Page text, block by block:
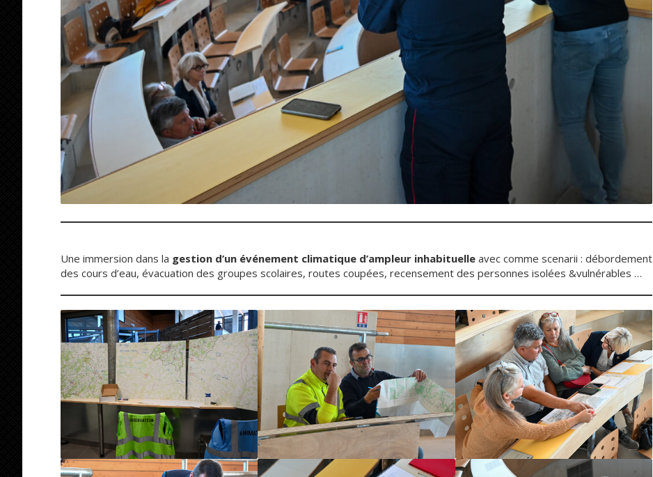
Une immersion dans la gestion d’un événement climatique d’ampleur inhabituelle avec comme scenarii : débordement
des cours d’eau, évacuation des groupes scolaires, routes coupées, recensement des personnes isolées &vulnérables …